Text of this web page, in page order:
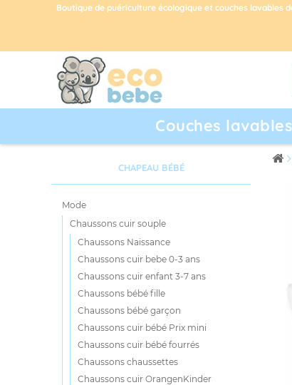
Boutique de puériculture écologique et couches lavables
Couches lavables
CHAPEAU BÉBÉ
Mode
Chaussons cuir souple
Chaussons Naissance
Chaussons cuir bebe 0-3 ans
Chaussons cuir enfant 3-7 ans
Chaussons bébé fille
Chaussons bébé garçon
Chaussons cuir bébé Prix mini
Chaussons cuir bébé fourrés
Chaussons chaussettes
Chaussons cuir OrangenKinder